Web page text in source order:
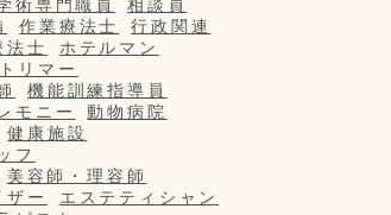
術専門職員
相談員
作業療法士
行政関連
法士
ホテルマン
トリマー
機能訓練指導員
モニー
動物病院
健康施設
フ
美容師・理容師
ザー
エステティシャン